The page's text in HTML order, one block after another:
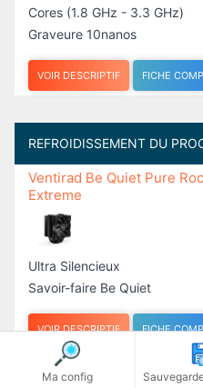
Cores (1.8 GHz - 3.3 GHz)
Graveure 10nanos
VOIR DESCRIPTIF FICHE
REFROIDISSEMENT DU
Ventirad Be Quiet Pure
Extreme
Ultra Silencieux
Savoir-faire Be Quiet
VOIR DESCRIPTIF FICHE
Ma config